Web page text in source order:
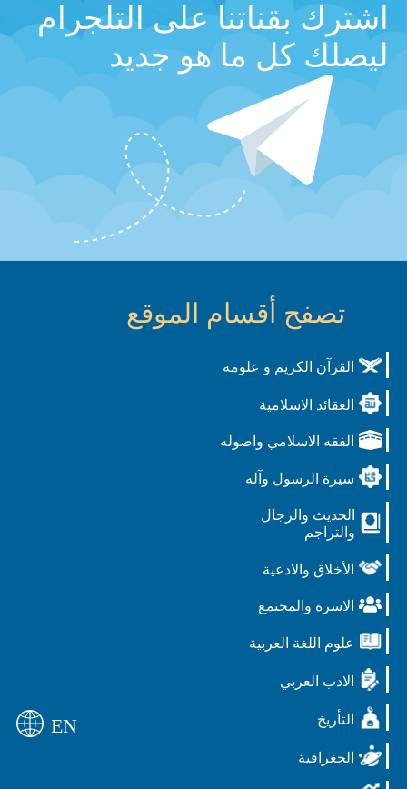
اشترك بقناتنا على التلجرام
ليصلك كل ما هو جديد
تصفح أقسام الموقع
القرآن الكريم و علومه
العقائد الاسلامية
الفقه الاسلامي واصوله
سيرة الرسول وآله
الحديث والرجال
والتراجم
الأخلاق والادعية
الاسرة والمجتمع
علوم اللغة العربية
الادب العربي
التأريخ
الجغرافية
EN